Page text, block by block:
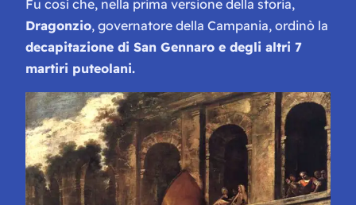
Fu così che, nella prima versione della storia,
Dragonzio, governatore della Campania, ordinò la
decapitazione di San Gennaro e degli altri 7
martiri puteolani.